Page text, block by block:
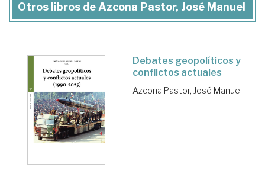
Otros libros de Azcona Pastor, José Manuel
Debates geopolíticos y
conflictos actuales
Azcona Pastor, José Manuel